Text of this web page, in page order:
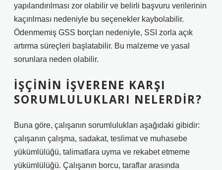
yapılandırılması zor olabilir ve belirli başvuru verilerinin
kaçırılması nedeniyle bu seçenekler kaybolabilir.
Ödenmemiş GSS borçları nedeniyle, SSI zorla açık
artırma süreçleri başlatabilir. Bu malzeme ve yasal
sorunlara neden olabilir.
İŞÇININ IŞVERENE KARŞI
SORUMLULUKLARI NELERDIR?
Buna göre, çalışanın sorumlulukları aşağıdaki gibidir:
çalışanın çalışma, sadakat, teslimat ve muhasebe
yükümlülüğü, talimatlara uyma ve rekabet etmeme
yükümlülüğü. Çalışanın borcu, taraflar arasında